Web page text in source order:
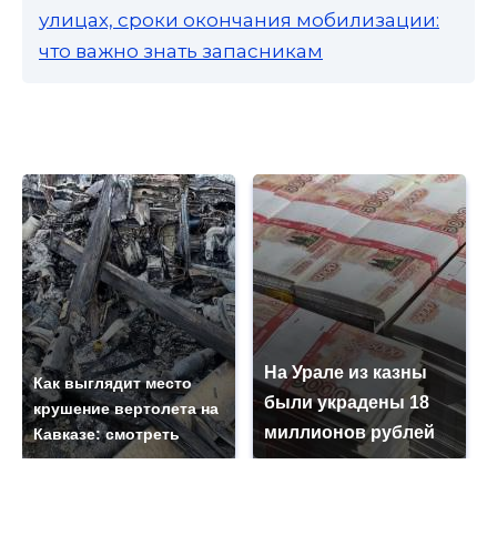
улицах, сроки окончания мобилизации:
что важно знать запасникам
Как выглядит место
крушение вертолета на
Кавказе: смотреть
На Урале из казны
были украдены 18
миллионов рублей